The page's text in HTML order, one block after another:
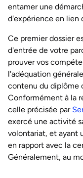
entamer une
d'expérience en lien
Ce premier dossier
d'entrée de votre
prouver vos
l'adéquation
contenu du diplôme
Conformément à la
celle précisée par
exercé une activité
volontariat, et ayant
en rapport avec la
Généralement, au